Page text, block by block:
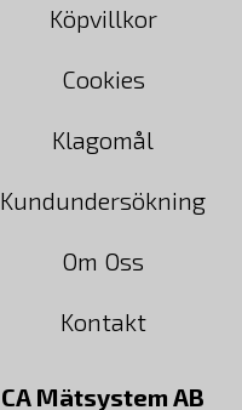
Köpvillkor
Cookies
Klagomål
Kundundersökning
Om Oss
Kontakt
CA Mätsystem AB